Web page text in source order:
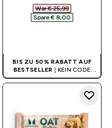
War € 25,99‎
Spare € 8,00‎
BIS ZU 50% RABATT AUF
BESTSELLER
| KEIN CODE
BENÖTIGT